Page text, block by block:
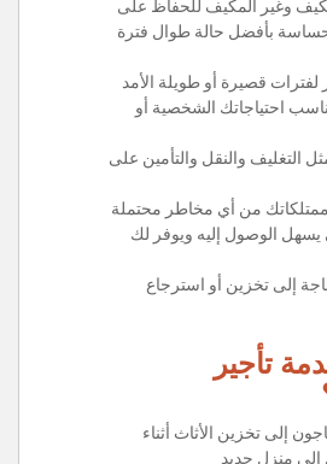
وغير المكيف للحفاظ على
بأفضل حالة طوال فترة
لفترات قصيرة أو طويلة الأمد
احتياجاتك الشخصية أو
التغليف والنقل والتأمين على
ممتلكاتك من أي مخاطر محتملة
يسهل الوصول إليه ويوفر لك
إلى تخزين أو استرجاع
تأجير
إلى تخزين الأثاث أثناء
إلى منزل جديد